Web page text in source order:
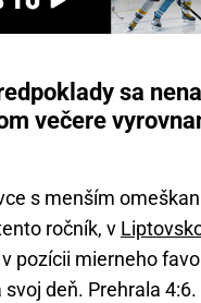
sa
večere
s menším
ročník, v
pozícii mierneho
svoj deň. Prehrala